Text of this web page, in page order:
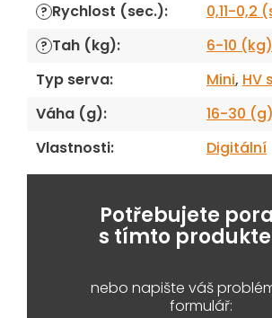
? Rychlost (sec.): 0,11-0,2
? Tah (kg):
6-10 (kg)
Typ serva: Mini, HV
Váha (g):
16-30 (g)
Vlastnosti: Digitální
Potřebujete
s tímto
nebo napište váš
formulář: